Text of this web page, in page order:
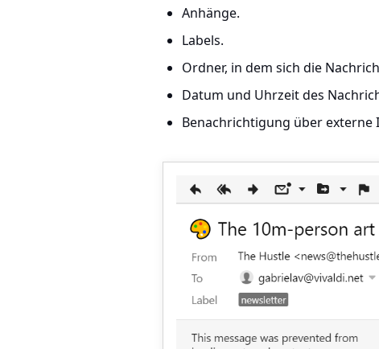
Anhänge.
Labels.
Ordner, in dem sich die
Datum und Uhrzeit des
Benachrichtigung über